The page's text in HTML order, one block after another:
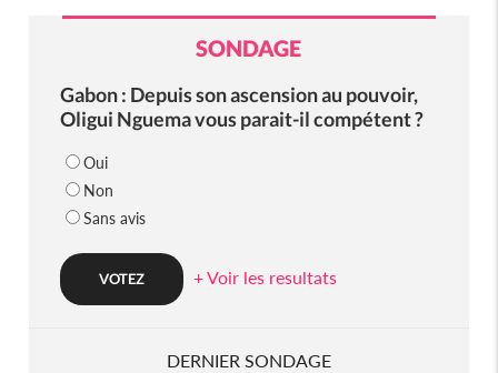
SONDAGE
Gabon : Depuis son ascension au pouvoir,
Oligui Nguema vous parait-il compétent ?
Oui
Non
Sans avis
+ Voir les resultats
DERNIER SONDAGE